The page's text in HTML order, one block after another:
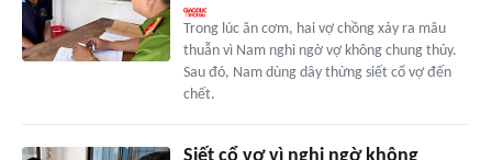
Trong lúc ăn cơm, hai vợ chồng xảy ra mâu
thuẫn vì Nam nghi ngờ vợ không chung thủy.
Sau đó, Nam dùng dây thừng siết cổ vợ đến
chết.